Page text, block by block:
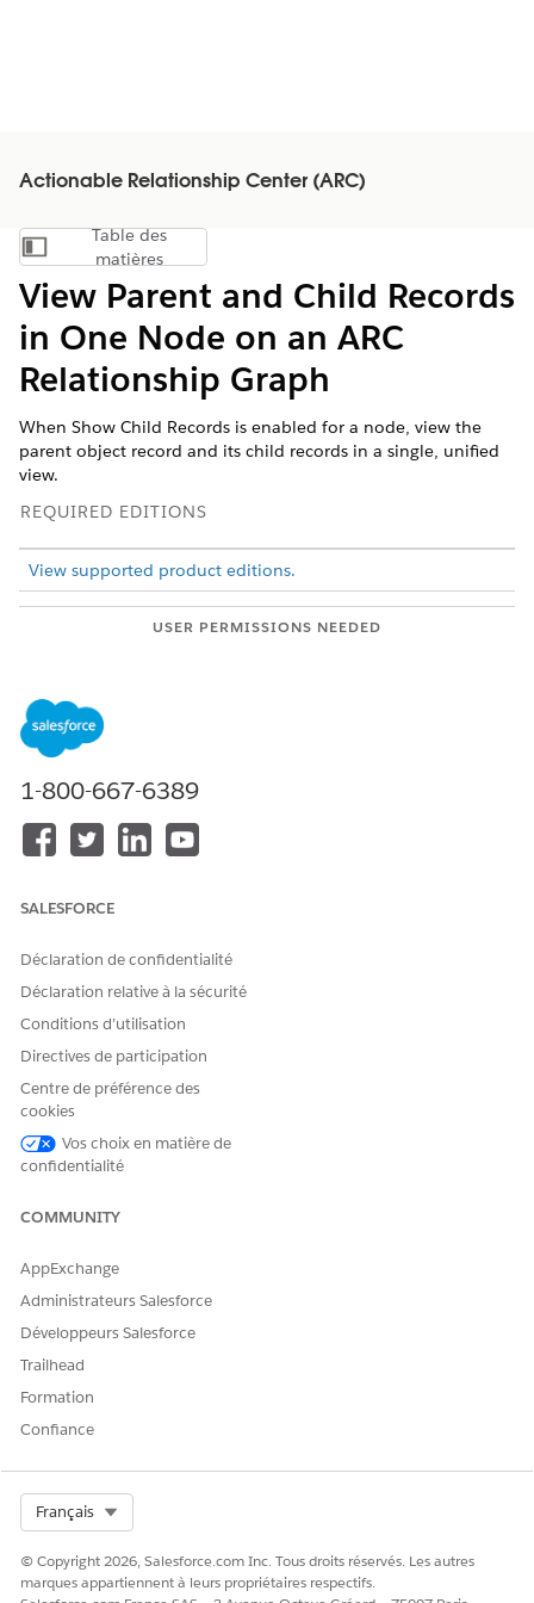
Actionable Relationship Center (ARC)
Afficher la table des matières
Table des
matières
View Parent and Child Records
in One Node on an ARC
Relationship Graph
When Show Child Records is enabled for a node, view the
parent object record and its child records in a single, unified
view.
REQUIRED EDITIONS
View supported product editions.
USER PERMISSIONS NEEDED
Navigate to a record page and click the ARC Graph tab.
When
in the same node as the parent node.
to see more records.
To show record details, click a record name on a node.
1-800-667-6389
SALESFORCE
Déclaration de confidentialité
Déclaration relative à la sécurité
Conditions d’utilisation
Directives de participation
Centre de préférence des
cookies
Vos choix en matière de
confidentialité
COMMUNITY
AppExchange
Administrateurs Salesforce
Développeurs Salesforce
Trailhead
Formation
Confiance
Français
© Copyright 2026, Salesforce.com Inc. Tous droits réservés. Les autres
marques appartiennent à leurs propriétaires respectifs.